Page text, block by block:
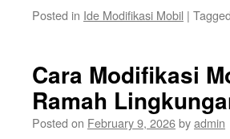
Posted in Ide Modifikasi Mobil | Tagged
Cara Modifikasi
Ramah
Posted on February 9, 2026byadmin